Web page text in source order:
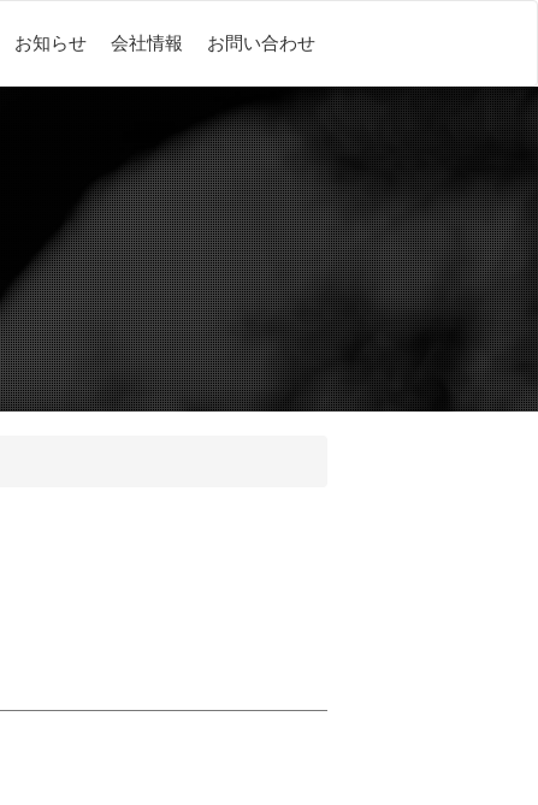
お知らせ 会社情報 お問い合わせ